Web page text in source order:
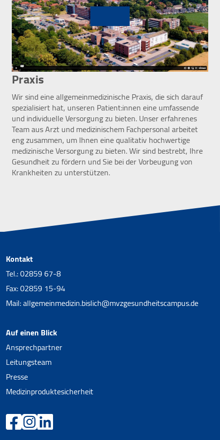
Praxis
Wir sind eine allgemeinmedizinische Praxis, die sich darauf
spezialisiert hat, unseren Patient:innen eine umfassende
und individuelle Versorgung zu bieten. Unser erfahrenes
Team aus Arzt und medizinischem Fachpersonal arbeitet
eng zusammen, um Ihnen eine qualitativ hochwertige
medizinische Versorgung zu bieten. Wir sind bestrebt, Ihre
Gesundheit zu fördern und Sie bei der Vorbeugung von
Krankheiten zu unterstützen.
Kontakt
Tel.: 02859 67-8
Fax: 02859 15-94
Mail:allgemeinmedizin.bislich@mvzgesundheitscampus.de
Auf einen Blick
Ansprechpartner
Leitungsteam
Presse
Medizinproduktesicherheit